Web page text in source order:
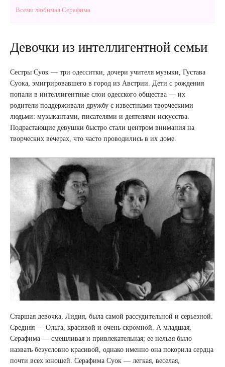
Всеми любимая Серафима
Девочки из интеллигентной семьи
Сестры Суок — три одесситки, дочери учителя музыки, Густава
Суока, эмигрировавшего в город из Австрии. Дети с рождения
попали в интеллигентные слои одесского общества — их
родители поддерживали дружбу с известными творческими
людьми: музыкантами, писателями и деятелями искусства.
Подрастающие девушки быстро стали центром внимания на
творческих вечерах, что часто проводились в их доме.
Старшая девочка, Лидия, была самой рассудительной и серьезной.
Средняя — Ольга, красивой и очень скромной. А младшая,
Серафима — смешливая и привлекательная; ее нельзя было
назвать безусловно красивой, однако именно она покорила сердца
почти всех юношей. Серафима Суок — легкая, веселая,